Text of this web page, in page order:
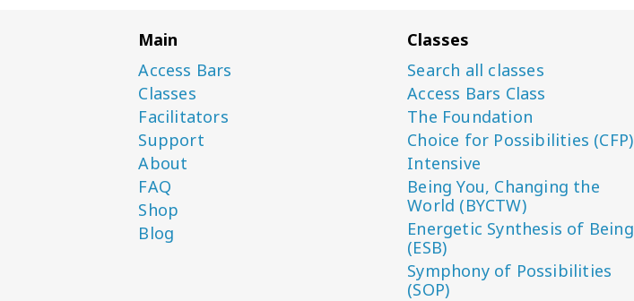
Main
Access Bars
Classes
Facilitators
Support
About
FAQ
Shop
Blog
Classes
Search all classes
Access Bars Class
The Foundation
Choice for Possibilities (CFP)
Intensive
Being You, Changing the
World (BYCTW)
Energetic Synthesis of Being
(ESB)
Symphony of Possibilities
(SOP)